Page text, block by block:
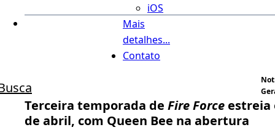
iOS
Mais
detalhes...
Contato
Terceira temporada de Fire Force estreia
de abril, com Queen Bee na abertura